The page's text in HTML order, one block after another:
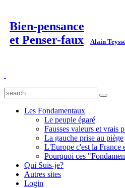
Bien-pensance
et Penser-faux
Alain
Les Fondamentaux
Le peuple égaré
Fausses valeurs et vrais
La gauche prise au piège
L'Europe c'est la France
Pourquoi ces
Qui Suis-je?
Autres sites
Login